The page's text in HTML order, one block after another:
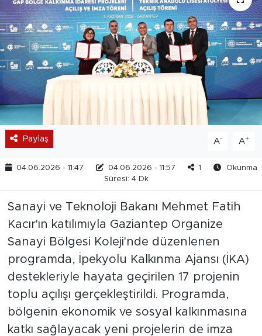
Paylaş A- A+
04.06.2026 - 11:47 04.06.2026 - 11:57 1
Okunma
Süresi: 4 Dk
Sanayi ve Teknoloji Bakanı Mehmet Fatih
Kacır'ın katılımıyla Gaziantep Organize
Sanayi Bölgesi Koleji'nde düzenlenen
programda, İpekyolu Kalkınma Ajansı (İKA)
destekleriyle hayata geçirilen 17 projenin
toplu açılışı gerçekleştirildi. Programda,
bölgenin ekonomik ve sosyal kalkınmasına
katkı sağlayacak yeni projelerin de imza